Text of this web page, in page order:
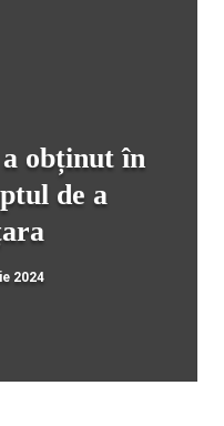
obținut în
de a
2024